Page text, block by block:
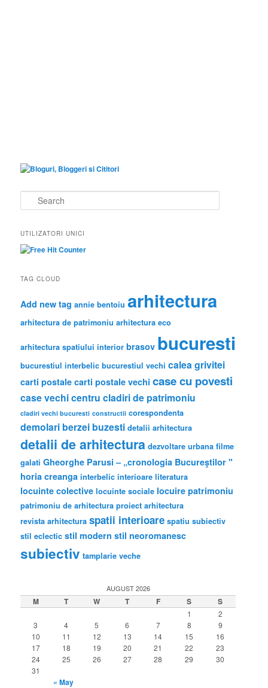
e
r
c
h
UTILIZATORI UNICI
TAG CLOUD
Add new tag annie bentoiu arhitectura
arhitectura de patrimoniu arhitectura eco
arhitectura spatiului interior brasov bucuresti
bucurestiul interbelic bucurestiul vechi calea grivitei
carti postale carti postale vechi case cu povesti
case vechicentru cladiri de patrimoniu
cladiri vechi bucuresti constructii corespondenta
demolari berzei buzesti detalii arhitectura
detalii de arhitectura dezvoltare urbana filme
galati Gheorghe Parusi – „cronologia Bucureştilor "
horia creanga interbelic interioare literatura
locuinte colective locuinte sociale locuire patrimoniu
patrimoniu de arhitectura proiect arhitectura
revista arhitectura spatii interioare spatiu subiectiv
stil eclectic stil modern stil neoromanesc
subiectiv tamplarie veche
AUGUST 2026
M T W T F S S
1
2
3
4 5 6 7 8
9
10
11 12 13 14 15
16
17
18 19 20 21 22
23
24
25 26 27 28 29
30
31
« May